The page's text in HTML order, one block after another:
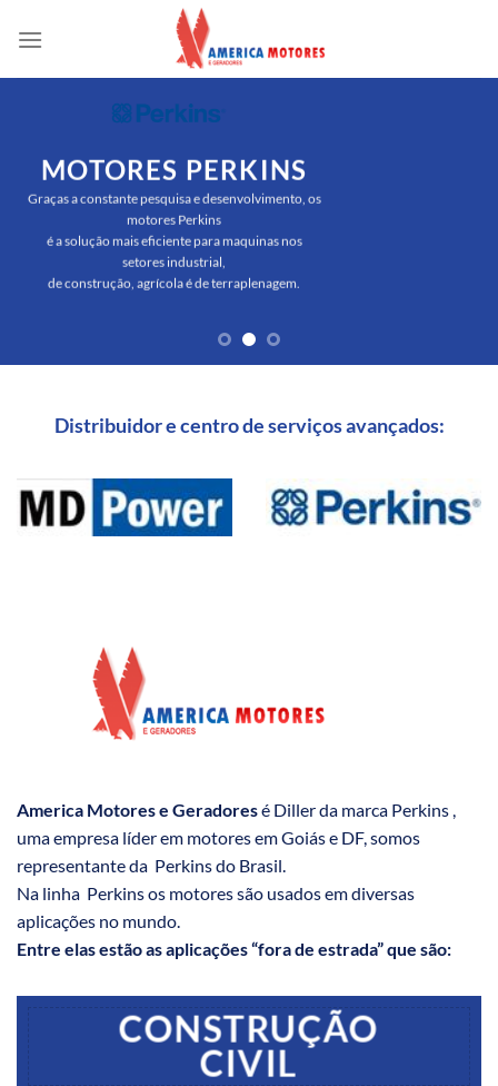
MOTORES PERKINS
Graças a constante pesquisa e desenvolvimento, os
motores Perkins
é a solução mais eficiente para maquinas nos
setores industrial,
de construção, agrícola é de terraplenagem.
Distribuidor e centro de serviços avançados:
America Motores e Geradoresé Diller da marca Perkins ,
uma empresa líder em motores em Goiás e DF, somos
representante da Perkins do Brasil.
Na linha Perkins os motores são usados em diversas
aplicações no mundo.
Entre elas estão as aplicações “fora de estrada” que são:
CONSTRUÇÃO
CIVIL